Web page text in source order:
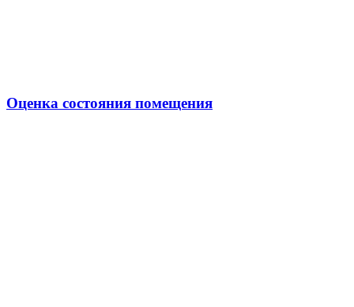
Оценка состояния помещения